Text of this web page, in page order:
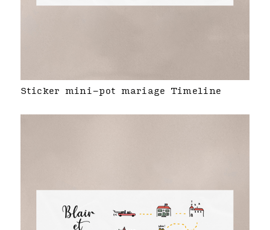
Sticker mini-pot mariage Timeline